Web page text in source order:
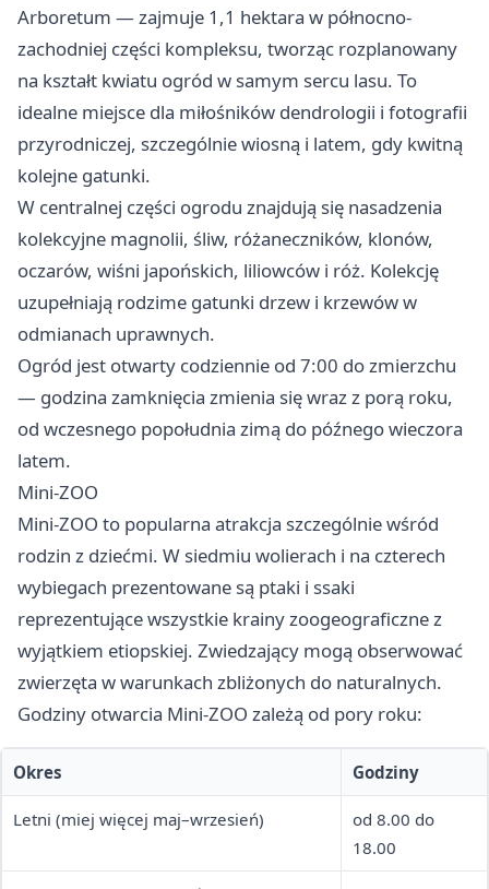
Arboretum — zajmuje 1,1 hektara w północno-
zachodniej części kompleksu, tworząc rozplanowany
na kształt kwiatu ogród w samym sercu lasu. To
idealne miejsce dla miłośników dendrologii i fotografii
przyrodniczej, szczególnie wiosną i latem, gdy kwitną
kolejne gatunki.
W centralnej części ogrodu znajdują się nasadzenia
kolekcyjne magnolii, śliw, różaneczników, klonów,
oczarów, wiśni japońskich, liliowców i róż. Kolekcję
uzupełniają rodzime gatunki drzew i krzewów w
odmianach uprawnych.
Ogród jest otwarty codziennie od 7:00 do zmierzchu
— godzina zamknięcia zmienia się wraz z porą roku,
od wczesnego popołudnia zimą do późnego wieczora
latem.
Mini-ZOO
Mini-ZOO to popularna atrakcja szczególnie wśród
rodzin z dziećmi. W siedmiu wolierach i na czterech
wybiegach prezentowane są ptaki i ssaki
reprezentujące wszystkie krainy zoogeograficzne z
wyjątkiem etiopskiej. Zwiedzający mogą obserwować
zwierzęta w warunkach zbliżonych do naturalnych.
Godziny otwarcia Mini-ZOO zależą od pory roku:
Okres Godziny
Letni (miej więcej maj–wrzesień)
od 8.00 do
18.00